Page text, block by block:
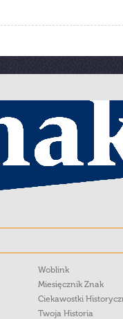
Woblink
Miesięcznik Znak
Ciekawostki
Twoja Historia